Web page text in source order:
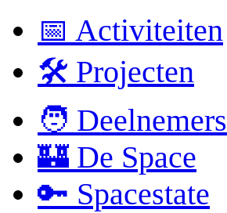
📅 Activiteiten
🛠 Projecten
🧑 Deelnemers
🏰 De Space
🔑 Spacestate